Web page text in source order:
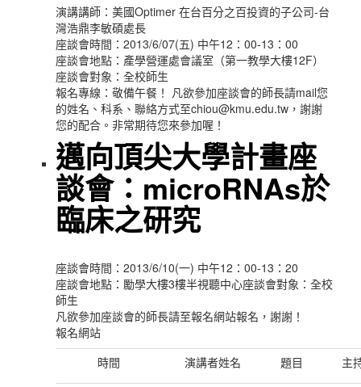
演講講師：美國Optimer 在台百分之百投資的子公司-台
灣浩鼎李敏碩處長
座談會時間：2013/6/07(五) 中午12：00-13：00
座談會地點：產學營運處會議室（第一教學大樓12F）
座談會對象：全校師生
報名專線：敬備午餐！ 凡欲參加座談會的師長請mail您
的姓名、科系、聯絡方式至chiou@kmu.edu.tw，謝謝
您的配合。非常期待您來參加喔！
邁向頂尖大學計畫座
談會：microRNAs於
臨床之研究
座談會時間：2013/6/10(一) 中午12：00-13：20
座談會地點：勵學大樓3樓半視聽中心座談會對象：全校
師生
凡欲參加座談會的師長請至報名網站報名，謝謝！
報名網站
時間
演講者姓名 題目 主